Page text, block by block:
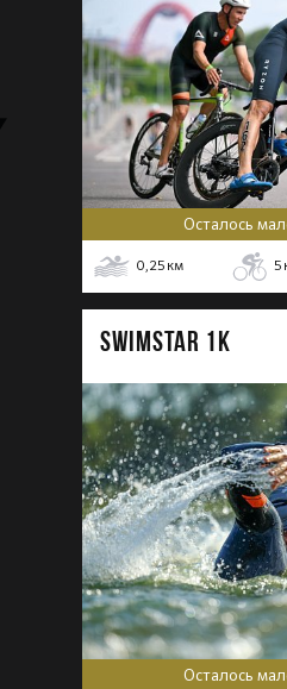
Осталось
0,25 км 5
SWIMSTAR 1K
Осталось